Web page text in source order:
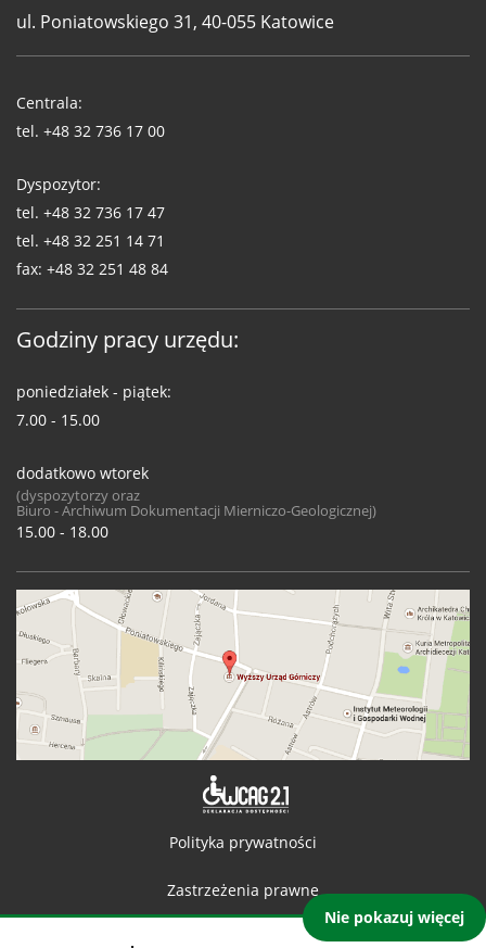
Nie pokazuj więcej
ul. Poniatowskiego 31, 40-055 Katowice
WUG
Centrala:
tel. +48 32 736 17 00
Dyspozytor:
tel. +48 32 736 17 47
tel. +48 32 251 14 71
fax: +48 32 251 48 84
Godziny pracy urzędu:
poniedziałek - piątek:
7.00 - 15.00
dodatkowo wtorek
(dyspozytorzy oraz
Biuro - Archiwum Dokumentacji Mierniczo-Geologicznej)
15.00 - 18.00
Polityka prywatności
Zastrzeżenia prawne